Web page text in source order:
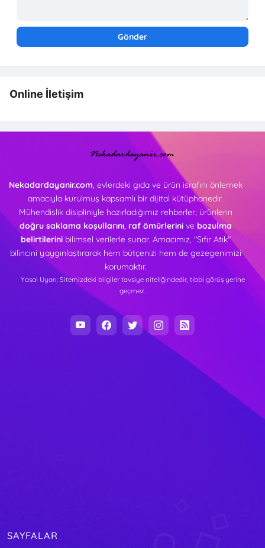
Online İletişim
Nekadardayanir.com, evlerdeki gıda ve ürün israfını önlemek
amacıyla kurulmuş kapsamlı bir dijital kütüphanedir.
Mühendislik disipliniyle hazırladığımız rehberler; ürünlerin
doğru saklama koşullarını, raf ömürlerinive bozulma
belirtilerinibilimsel verilerle sunar. Amacımız, "Sıfır Atık"
bilincini yaygınlaştırarak hem bütçenizi hem de gezegenimizi
korumaktır.
Yasal Uyarı: Sitemizdeki bilgiler tavsiye niteliğindedir, tıbbi görüş yerine
geçmez.
SAYFALAR